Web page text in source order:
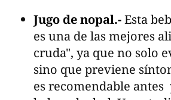
Jugo de nopal.-Esta
es una de las mejores
cruda", ya que no solo
sino que previene
es recomendable antes